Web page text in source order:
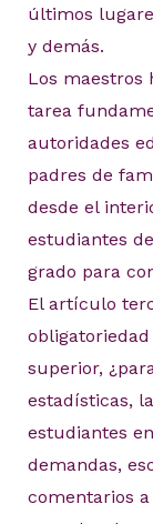
últimos
y demás.
Los maestros
tarea
autoridades
padres de
desde el
estudiantes
grado para
El artículo
superior,
estadísticas,
estudiantes
demandas,
comentarios